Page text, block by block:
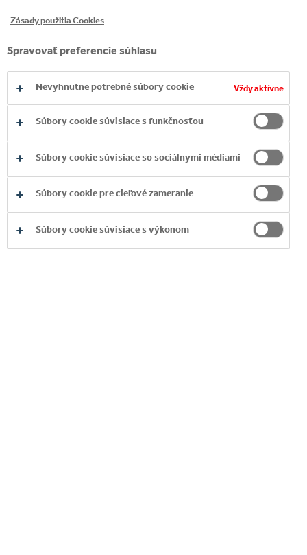
Zásady použitia Cookies
Spravovať preferencie súhlasu
Nevyhnutne potrebné súbory cookie Vždy aktívne
Súbory cookie súvisiace s funkčnosťou
Súbory cookie súvisiace so sociálnymi médiami
Súbory cookie pre cieľové zameranie
Súbory cookie súvisiace s výkonom